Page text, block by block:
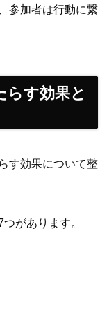
参加者は行動に繋
らす効果と
す効果について整
があります。